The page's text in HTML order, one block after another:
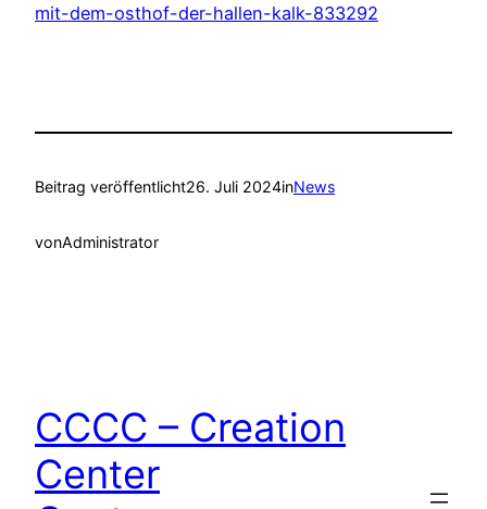
mit-dem-osthof-der-hallen-kalk-833292
Beitrag veröffentlicht26. Juli 2024inNews
vonAdministrator
CCCC – Creation
Center